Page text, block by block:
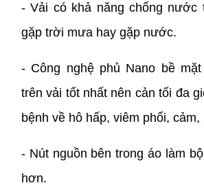
- Vải có khả năng chống nước
gặp trời mưa hay gặp nước.
- Công nghệ phủ Nano bề
trên vải tốt nhất nên cản tối đa
bệnh về hô hấp, viêm phổi, cảm,
- Nút nguồn bên trong áo làm
hơn.